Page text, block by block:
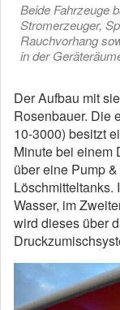
Beide Fahrzeuge
Stromerzeuger,
Rauchvorhang
in der
Der Aufbau mit
Rosenbauer. Die
10-3000) besitzt
Minute bei einem
über eine Pump
Löschmitteltanks.
Wasser, im
wird dieses über